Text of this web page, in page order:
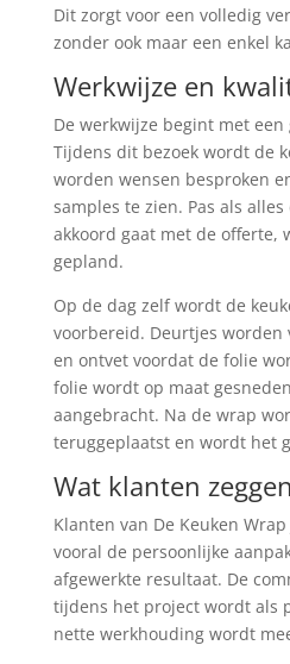
Dit zorgt voor een volledig
zonder ook maar een enkel
Werkwijze en
De werkwijze begint met
Tijdens dit bezoek wordt de
worden wensen besproken
samples te zien. Pas als
akkoord gaat met de offerte,
gepland.
Op de dag zelf wordt de
voorbereid. Deurtjes
en ontvet voordat de folie
folie wordt op maat
aangebracht. Na de wrap
teruggeplaatst en wordt het
Wat klanten zeggen
Klanten van De Keuken
vooral de persoonlijke
afgewerkte resultaat. De
tijdens het project wordt als
nette werkhouding wordt